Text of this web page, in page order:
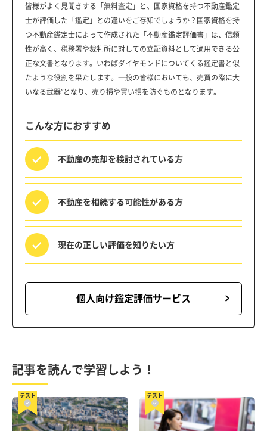
皆様がよく見聞きする「無料査定」と、国家資格を持つ不動産鑑定
士が評価した「鑑定」との違いをご存知でしょうか？国家資格を持
つ不動産鑑定士によって作成された「不動産鑑定評価書」は、信頼
性が高く、税務署や裁判所に対しての立証資料として適用できる公
正な文書となります。いわばダイヤモンドについてくる鑑定書と似
たような役割を果たします。一般の皆様においても、売買の際に大
いなる武器”となり、売り損や買い損を防ぐものとなります。
こんな方におすすめ
不動産の売却を検討されている方
不動産を相続する可能性がある方
現在の正しい評価を知りたい方
個人向け鑑定評価サービス
記事を読んで学習しよう！
テスト テスト